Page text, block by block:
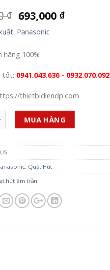
₫ 693,000 ₫
Panasonic
hãng 100%
tốt: 0941.043.636 - 0932.070.092
thietbidiendp.com
MUA HÀNG
, Quạt Hút
hút âm trần